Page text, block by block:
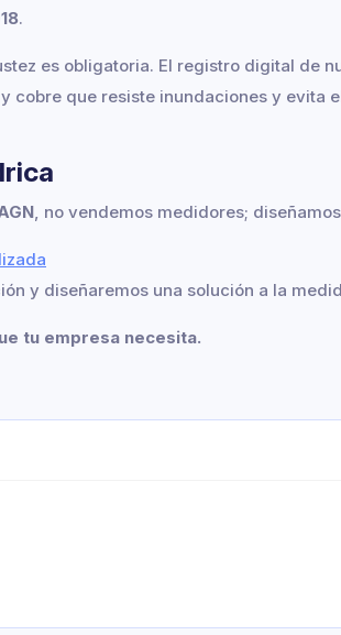
.
es obligatoria. El registro digital de
cobre que resiste inundaciones y evita
, no vendemos medidores;
y diseñaremos una solución a la
tu empresa necesita.